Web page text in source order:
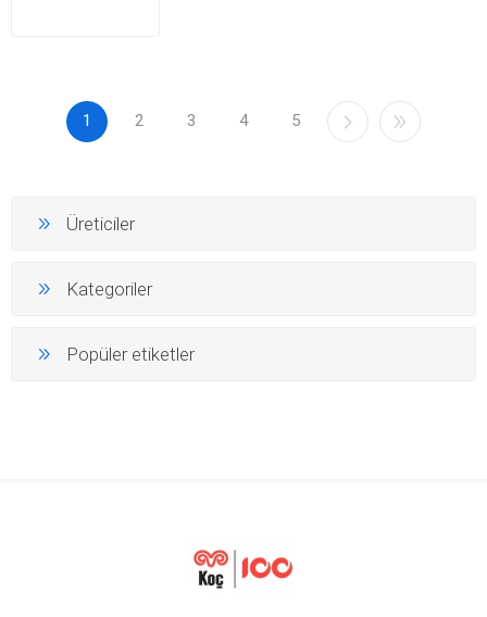
1 2 3 4 5
Üreticiler
Kategoriler
Popüler etiketler